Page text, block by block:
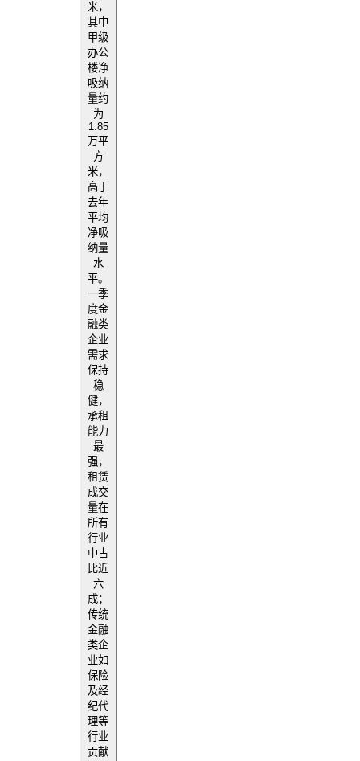
米，
其中
甲级
办公
楼净
吸纳
量约
为
1.85
万平
方
米，
高于
去年
平均
净吸
纳量
水
平。
一季
度金
融类
企业
需求
保持
稳
健，
承租
能力
最
强，
租赁
成交
量在
所有
行业
中占
比近
六
成；
传统
金融
类企
业如
保险
及经
纪代
理等
行业
贡献